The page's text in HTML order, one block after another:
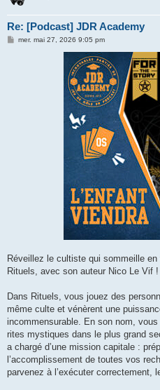
Re: [Podcast] JDR Academy
Mmer. mai 27, 2026 9:05 pm
Réveillez le cultiste qui sommeille
Rituels, avec son auteur Nico Le Vif !
Dans Rituels, vous jouez des
même culte et vénèrent une
incommensurable. En son nom,
rites mystiques dans le plus grand
a chargé d’une mission capitale :
l’accomplissement de toutes vos
parvenez à l’exécuter correctement,